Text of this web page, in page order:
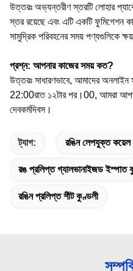
উত্তরঃ অভ্যন্তরীণ স্তরটি লোহার
স্তর রয়েছে এবং এটি একটি ফুমিগেশন
সামুদ্রিক পরিবহনের সময় পণ্যগুলিকে
প্রশ্ন: আপনার কাজের সময় কত?
উত্তরঃ সাধারণভাবে, আমাদের অনলাইন
22:00রাত ১২টার পর।00, আমরা
দেবকর্মদিবস।
ট্যাগ: রঙিন লেপযুক্ত কয়েল
রঙ প্রলিপ্ত গ্যালভানাইজড ইস্পাত
রঙিন প্রলিপ্ত শীট কুণ্ডলী